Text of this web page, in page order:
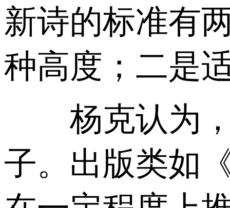
新诗的标准有
种高度；二是
杨克认为，
子。出版类如